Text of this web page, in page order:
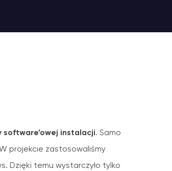
instalacji. Samo
projekcie zastosowaliśmy
Dzięki temu wystarczyło tylko